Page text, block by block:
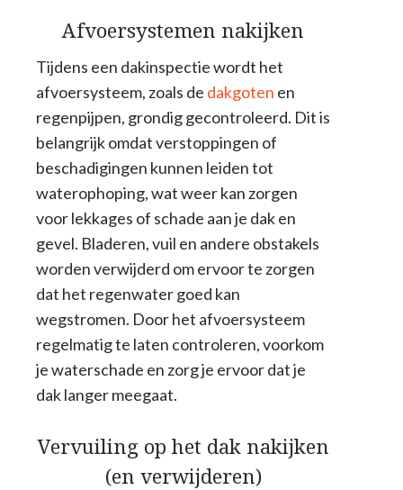
Afvoersystemen nakijken
Tijdens een dakinspectie wordt het
afvoersysteem, zoals de dakgoten en
regenpijpen, grondig gecontroleerd. Dit is
belangrijk omdat verstoppingen of
beschadigingen kunnen leiden tot
waterophoping, wat weer kan zorgen
voor lekkages of schade aan je dak en
gevel. Bladeren, vuil en andere obstakels
worden verwijderd om ervoor te zorgen
dat het regenwater goed kan
wegstromen. Door het afvoersysteem
regelmatig te laten controleren, voorkom
je waterschade en zorg je ervoor dat je
dak langer meegaat.
Vervuiling op het dak nakijken
(en verwijderen)